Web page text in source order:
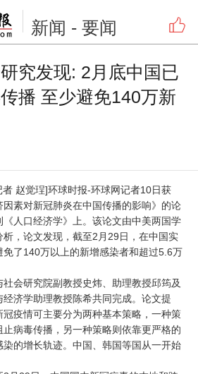
新闻 - 要闻
究发现: 2月底中国已
播 至少避免140万新
赵觉珵]环球时报-环球网记者10日获
素对新冠肺炎在中国传播的影响》的论
人口经济学》上。该论文由中美两国学
，论文发现，截至2月29日，在中国实
了140万以上的新增感染者和超过5.6万
会研究院副教授史炜、助理教授邱筠及
济学助理教授陈希共同完成。论文提
疫情可主要分为两种基本策略，一种策
病毒传播，另一种策略则依靠更严格的
的增长轨迹。中国、韩国等国从一开始